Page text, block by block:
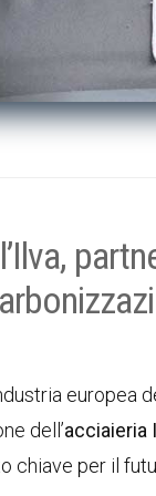
europea
dell’acciaieria
chiave per il